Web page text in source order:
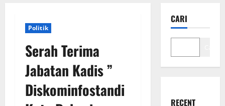
Politik
Serah Terima
Jabatan Kadis ”
Diskominfostandi
CARI
RECENT